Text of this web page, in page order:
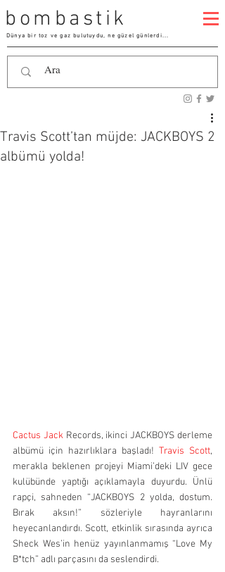
bombastik
Dünya bir toz ve gaz bulutuydu, ne güzel günlerdi...
Travis Scott’tan müjde: JACKBOYS 2
albümü yolda!
Cactus Jack Records, ikinci JACKBOYS derleme
albümü için hazırlıklara başladı! Travis Scott,
merakla beklenen projeyi Miami’deki LIV gece
kulübünde yaptığı açıklamayla duyurdu. Ünlü
rapçi, sahneden “JACKBOYS 2 yolda, dostum.
Bırak aksın!” sözleriyle hayranlarını
heyecanlandırdı. Scott, etkinlik sırasında ayrıca
Sheck Wes’in henüz yayınlanmamış “Love My
B*tch” adlı parçasını da seslendirdi.